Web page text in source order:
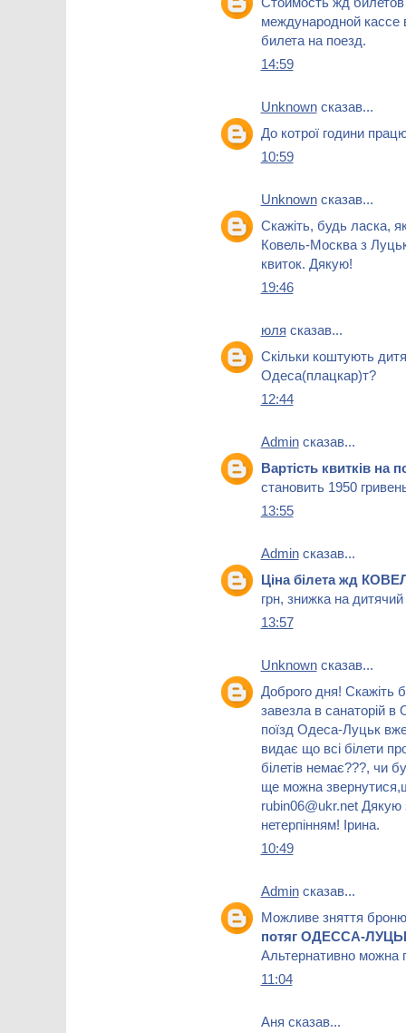
международной кассе
билета на поезд.
14:59
Unknownсказав...
До котрої години
10:59
Unknownсказав...
Скажіть, будь ласка,
Ковель-Москва з
квиток. Дякую!
19:46
юля сказав...
Скільки коштують
Одеса(плацкар)т?
12:44
Adminсказав...
Вартість квитків
становить 1950
13:55
Adminсказав...
Ціна білета жд
грн, знижка на
13:57
Unknownсказав...
Доброго дня! Скажіть
завезла в санаторій в
поїзд Одеса-Луцьк
видає що всі білети
білетів немає???, чи
ще можна
rubin06@ukr.net Дякую
нетерпінням! Ірина.
10:49
Adminсказав...
Можливе зняття
потяг ОДЕССА-
Альтернативно можна
11:04
Аня сказав...